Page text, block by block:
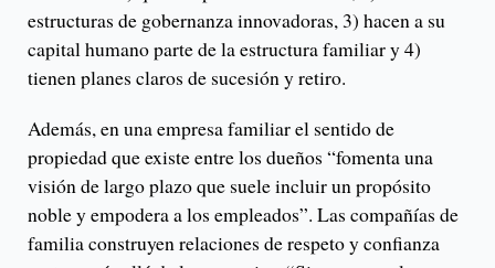
estructuras de gobernanza innovadoras, 3) hacen a su
capital humano parte de la estructura familiar y 4)
tienen planes claros de sucesión y retiro.
Además, en una empresa familiar el sentido de
propiedad que existe entre los dueños “fomenta una
visión de largo plazo que suele incluir un propósito
noble y empodera a los empleados”. Las compañías de
familia construyen relaciones de respeto y confianza